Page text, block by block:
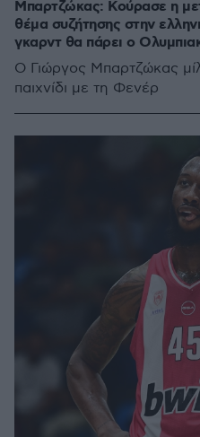
Μπαρτζώκας: Κούρασε η
θέμα συζήτησης στην
γκαρντ θα πάρει ο
Ο Γιώργος Μπαρτζώκας
παιχνίδι με τη Φενέρ